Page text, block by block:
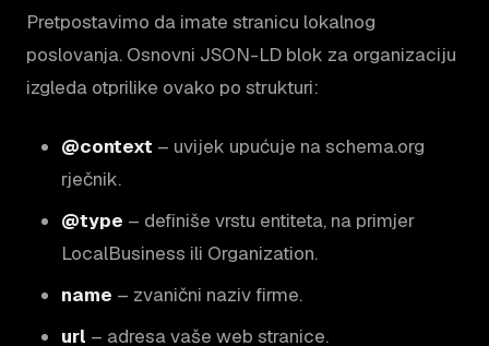
Pretpostavimo da imate stranicu lokalnog
poslovanja. Osnovni JSON-LD blok za organizaciju
izgleda otprilike ovako po strukturi:
@context – uvijek upućuje na schema.org
rječnik.
@type – definiše vrstu entiteta, na primjer
LocalBusiness ili Organization.
name – zvanični naziv firme.
url – adresa vaše web stranice.